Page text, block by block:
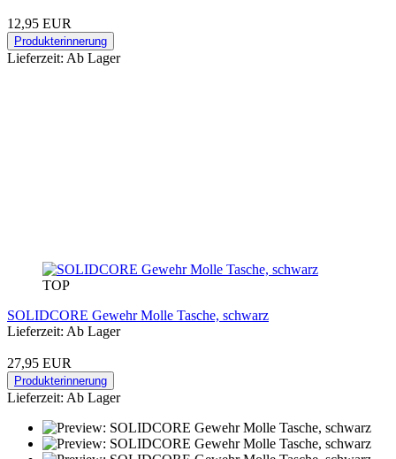
12,95 EUR
Produkterinnerung
Lieferzeit: Ab Lager
TOP
SOLIDCORE Gewehr Molle Tasche, schwarz
Lieferzeit: Ab Lager
27,95 EUR
Produkterinnerung
Lieferzeit: Ab Lager